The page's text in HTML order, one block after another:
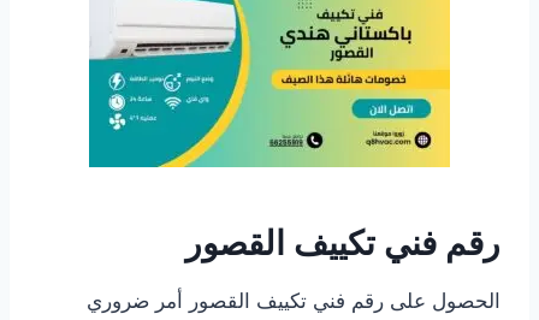
رقم فني تكييف القصور
الحصول على رقم فني تكييف القصور أمر ضروري